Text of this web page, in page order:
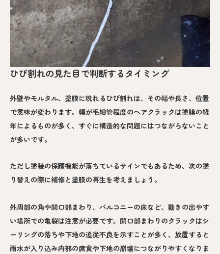
ひび割れの見た目で判断するタイミング
外壁やモルタル、塗膜に現れるひび割れは、その幅や長さ、位置
で意味が変わります。幅が毛細管程度のヘアクラックは塗膜の経
年によるものが多く、すぐに構造的な問題にはつながらないこと
が多いです。
ただし塗装の保護機能が落ちているサインでもあるため、次の塗
り替えの際に補修と塗膜の再生を考えましょう。
外周部の角や開口部まわり、バルコニーの床など、動きの出やす
い場所での亀裂は注意が必要です。開口部まわりのクラックはシ
ーリングの落ちや下地の追従不良を示すことが多く、放置すると
雨水が入り込み内部の腐食や下地の崩壊につながりやすくなりま